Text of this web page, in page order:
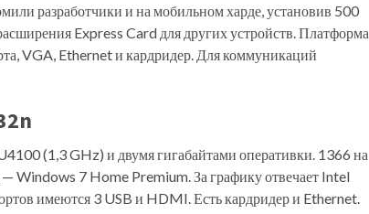
разработчики и на мобильном харде, установив 500
Express Card для других устройств. Платформа
VGA, Ethernet и кардридер. Для коммуникаций
(1,3 GHz) и двумя гигабайтами оперативки. 1366 на
7 Home Premium. За графику отвечает Intel
имеются 3 USB и HDMI. Есть кардридер и Ethernet.